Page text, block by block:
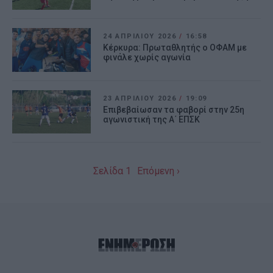
24 ΑΠΡΙΛΊΟΥ 2026/ 16:58
Κέρκυρα: Πρωταθλητής ο ΟΦΑΜ με
φινάλε χωρίς αγωνία
23 ΑΠΡΙΛΊΟΥ 2026 / 19:09
Επιβεβαίωσαν τα φαβορί στην 25η
αγωνιστική της Α΄ ΕΠΣΚ
Σελίδα 1 Επόμενη ›